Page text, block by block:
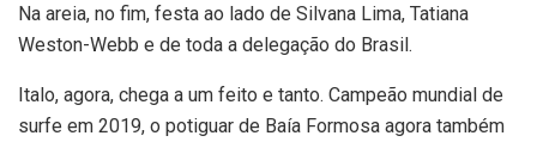
Na areia, no fim, festa ao lado de Silvana Lima, Tatiana
Weston-Webb e de toda a delegação do Brasil.
Italo, agora, chega a um feito e tanto. Campeão mundial de
surfe em 2019, o potiguar de Baía Formosa agora também